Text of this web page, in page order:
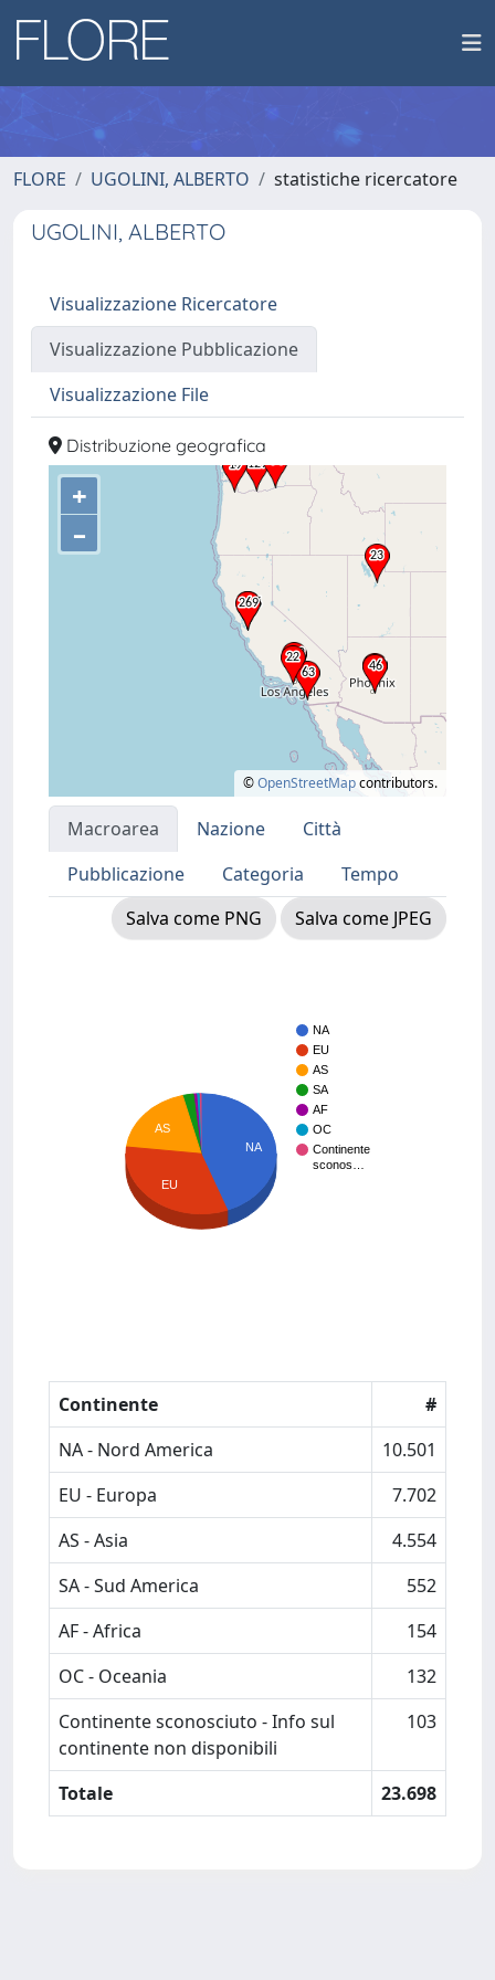
FLORE UGOLINI, ALBERTO statistiche ricercatore
UGOLINI, ALBERTO
Visualizzazione Ricercatore
Visualizzazione Pubblicazione
Visualizzazione File
Distribuzione geografica
+
–
©OpenStreetMapcontributors.
Macroarea Nazione
Città
Pubblicazione
Categoria
Tempo
Salva come PNG
Salva come JPEG
NA
EU
AS
SA
AF
OC
Continente
sconos…
NA
AS
EU
Continente
#
NA - Nord America
10.501
EU - Europa
7.702
AS - Asia
4.554
SA - Sud America
552
AF - Africa
154
OC - Oceania
132
Continente sconosciuto - Info sul
continente non disponibili
103
Totale 23.698